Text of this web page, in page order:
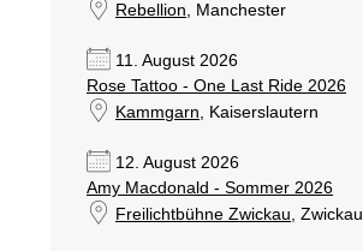
Rebellion, Manchester
11. August 2026
Rose Tattoo - One Last Ride 2026
Kammgarn, Kaiserslautern
12. August 2026
Amy Macdonald - Sommer 2026
Freilichtbühne Zwickau, Zwickau